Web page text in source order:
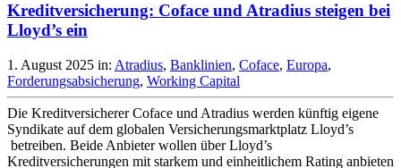
Kreditversicherung: Coface und Atradius steigen bei
Lloyd’s ein
1. August 2025 in: Atradius, Banklinien, Coface, Europa,
Forderungsabsicherung, Working Capital
Die Kreditversicherer Coface und Atradius werden künftig eigene
Syndikate auf dem globalen Versicherungsmarktplatz Lloyd’s
betreiben. Beide Anbieter wollen über Lloyd’s
Kreditversicherungen mit starkem und einheitlichem Rating anbieten